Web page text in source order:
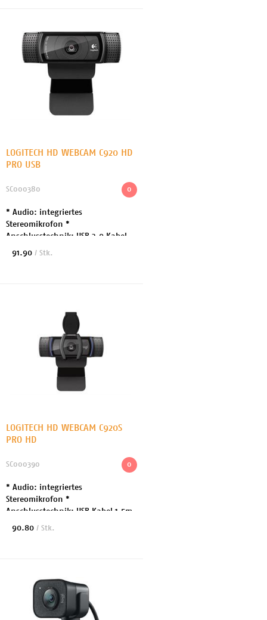
LOGITECH HD WEBCAM C920 HD
PRO USB
0
SC000380
* Audio: integriertes
Stereomikrofon *
Anschlusstechnik: USB 2.0 Kabel
1.5m * Max Auflösung: 1920 x 1080
91.90 / Stk.
LOGITECH HD WEBCAM C920S
PRO HD
0
SC000390
* Audio: integriertes
Stereomikrofon *
Anschlusstechnik: USB Kabel 1.5m
* Max Auflösung: 1920 x 1080 *
90.80 / Stk.